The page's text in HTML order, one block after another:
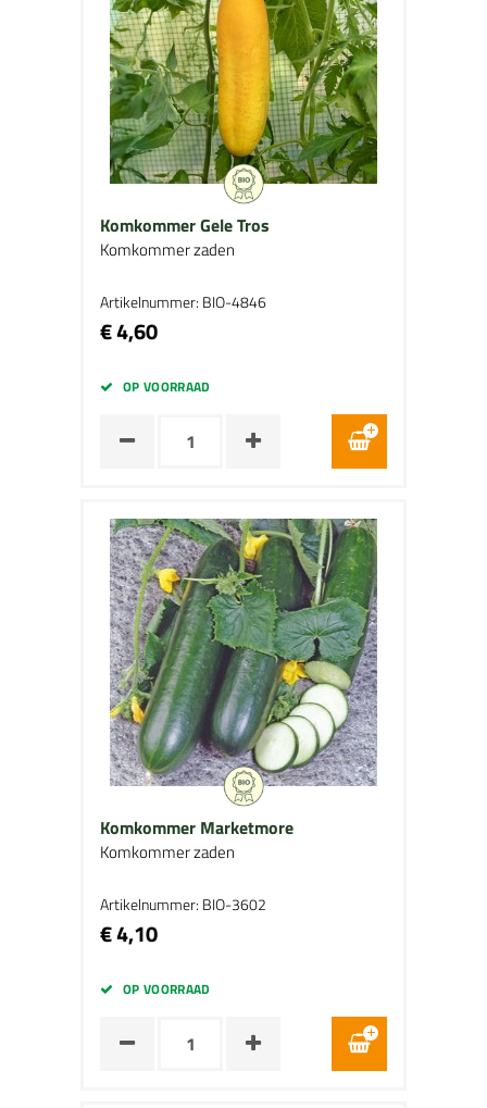
Komkommer Gele Tros
Komkommer zaden
Artikelnummer: BIO-4846
€ 4,60
OP VOORRAAD
Komkommer Marketmore
Komkommer zaden
Artikelnummer: BIO-3602
€ 4,10
OP VOORRAAD